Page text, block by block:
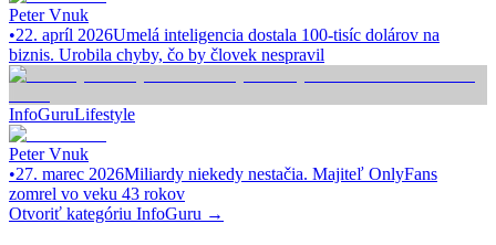
Peter Vnuk
•22. apríl 2026Umelá inteligencia dostala 100-tisíc dolárov na
biznis. Urobila chyby, čo by človek nespravil
InfoGuruLifestyle
Peter Vnuk
•27. marec 2026Miliardy niekedy nestačia. Majiteľ OnlyFans
zomrel vo veku 43 rokov
Otvoriť kategóriu InfoGuru →